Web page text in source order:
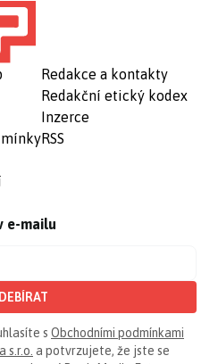
Redakce a kontakty
Redakční etický kodex
Inzerce
RSS
e-mailu
s Obchodními podmínkami
s.r.o. a potvrzujete, že jste se